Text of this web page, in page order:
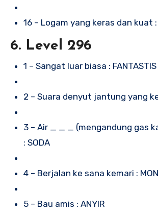
16 – Logam yang keras dan kuat :
6. Level 296
1 – Sangat luar biasa : FANTASTIS
2 – Suara denyut jantung yang
3 – Air _ _ _ (mengandung gas
: SODA
4 – Berjalan ke sana kemari :
5 – Bau amis : ANYIR